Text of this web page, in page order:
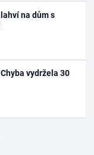
na dům s
vydržela 30